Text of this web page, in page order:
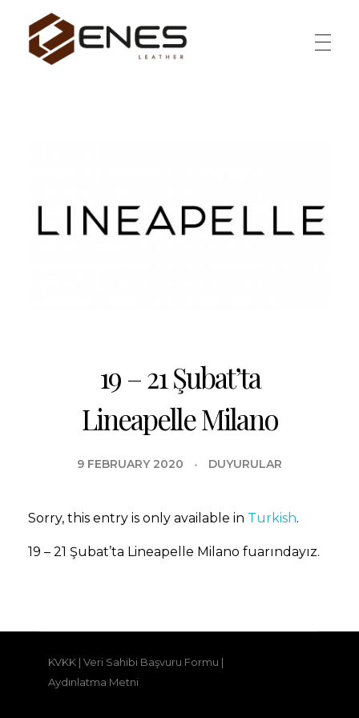
19 – 21 Şubat’ta
Lineapelle Milano
9 FEBRUARY 2020 DUYURULAR
Sorry, this entry is only available in Turkish.
19 – 21 Şubat’ta Lineapelle Milano fuarındayız.
KVKK | Veri Sahibi Başvuru Formu |
Aydınlatma Metni